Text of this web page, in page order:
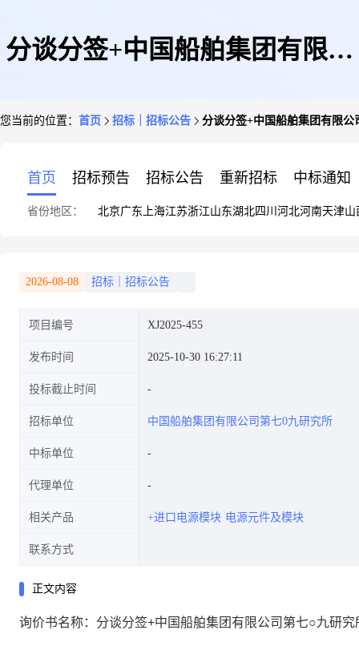
分谈分签+中国船舶集团有限公
您当前的位置： 首页 招标｜招标公告 分谈分签+中国船舶集团有限公
首页 招标预告 招标公告 重新招标 中标通知
省份地区： 北京广东 上海江苏浙江山东湖北四川 河北河南天津山
2026-08-08 招标｜招标公告
项目编号 XJ2025-455
发布时间 2025-10-30 16:27:11
投标截止时间
招标单位 中国船舶集团有限公司第七0九研究所
中标单位
代理单位
相关产品 +进口电源模块 电源元件及模块
联系方式
正文内容
询价书名称：分谈分签+中国船舶集团有限公司第七○九研